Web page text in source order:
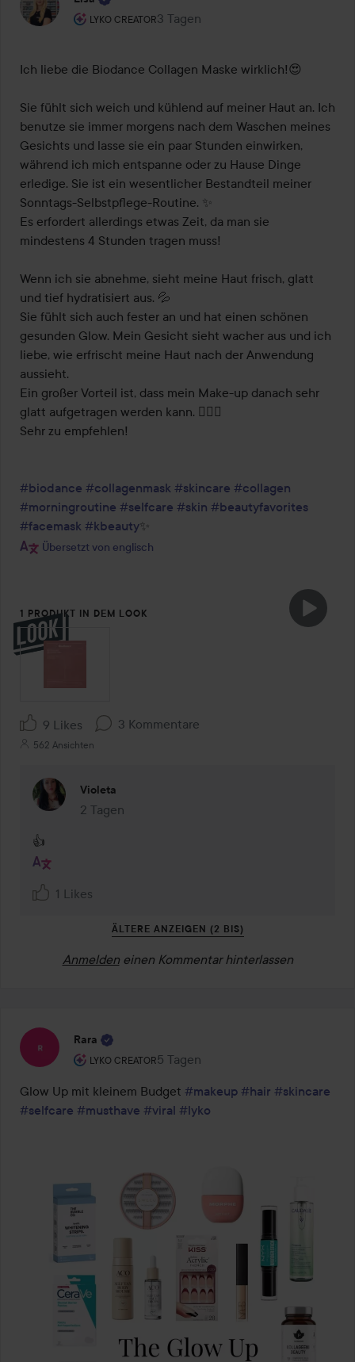
LYKO CREATOR
Rolle des Benutzers: Lyko Creator.
3 Tagen
Der Beitrag wurde 3 Tagen erstellt
Ich liebe die Biodance Collagen Maske wirklich!😍
Sie fühlt sich weich und kühlend auf meiner Haut an. Ich
benutze sie immer morgens nach dem Waschen meines
Gesichts und lasse sie ein paar Stunden einwirken,
während ich mich entspanne oder zu Hause Dinge
erledige. Sie ist ein wesentlicher Bestandteil meiner
Sonntags-Selbstpflege-Routine. ✨
Es erfordert allerdings etwas Zeit, da man sie
mindestens 4 Stunden tragen muss!
Wenn ich sie abnehme, sieht meine Haut frisch, glatt
und tief hydratisiert aus. 💦
Sie fühlt sich auch fester an und hat einen schönen
gesunden Glow. Mein Gesicht sieht wacher aus und ich
liebe, wie erfrischt meine Haut nach der Anwendung
aussieht.
Ein großer Vorteil ist, dass mein Make-up danach sehr
glatt aufgetragen werden kann. 👍🏻💄
Sehr zu empfehlen!
#biodance #collagenmask #skincare #collagen
#morningroutine #selfcare #skin #beautyfavorites
#facemask #kbeauty✨
Übersetzt von englisch
1 PRODUKT IN DEM LOOK
9 Likes 3 Kommentare
562 Ansichten
Violeta
2 Tagen
Kommentaren lades 2 Tagen
👍
1 Likes
ÄLTERE ANZEIGEN (2 BIS)
Anmelden einen Kommentar hinterlassen
Rara
LYKO CREATOR
Rolle des Benutzers: Lyko Creator.
5 Tagen
Der Beitrag wurde 5 Tagen erstellt
Glow Up mit kleinem Budget #makeup #hair #skincare
#selfcare #musthave #viral #lyko